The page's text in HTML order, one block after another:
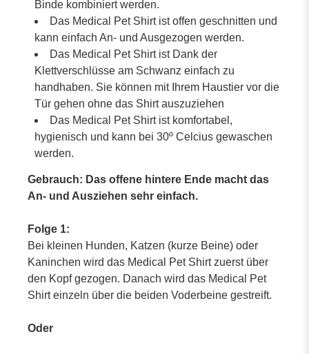
Binde kombiniert werden.
Das Medical Pet Shirt ist offen geschnitten und
kann einfach An- und Ausgezogen werden.
Das Medical Pet Shirt ist Dank der
Klettverschlüsse am Schwanz einfach zu
handhaben. Sie können mit Ihrem Haustier vor die
Tür gehen ohne das Shirt auszuziehen
Das Medical Pet Shirt ist komfortabel,
hygienisch und kann bei 30º Celcius gewaschen
werden.
Gebrauch: Das offene hintere Ende macht das
An- und Ausziehen sehr einfach.
Folge 1:
Bei kleinen Hunden, Katzen (kurze Beine) oder
Kaninchen wird das Medical Pet Shirt zuerst über
den Kopf gezogen. Danach wird das Medical Pet
Shirt einzeln über die beiden Voderbeine gestreift.
Oder